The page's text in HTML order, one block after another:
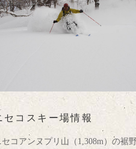
セコスキー場情報
セコアンヌプリ山（1,308m）の裾野